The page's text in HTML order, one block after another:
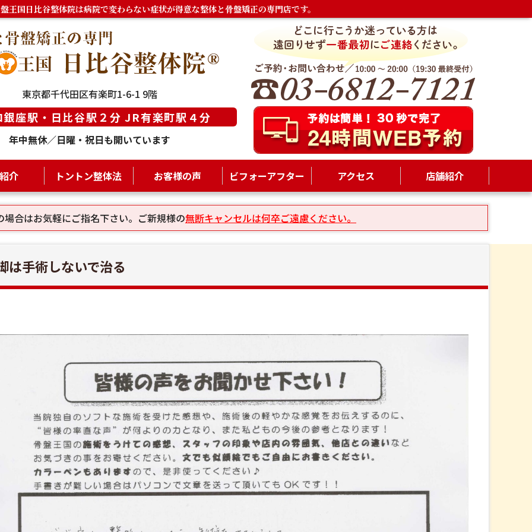
王国日比谷整体院は病院で変わらない症状が得意な整体と骨盤矯正の専門店です。
東京都千代田区有楽町1-6-1 9階
銀座駅・日比谷駅２分 JR有楽町駅４分
年中無休／日曜・祝日も開いています
介 トントン整体法 お客様の声 ビフォーアフター アクセス 店舗紹介
合はお気軽にご指名下さい。ご新規様の無断キャンセルは何卒ご遠慮ください。
は手術しないで治る